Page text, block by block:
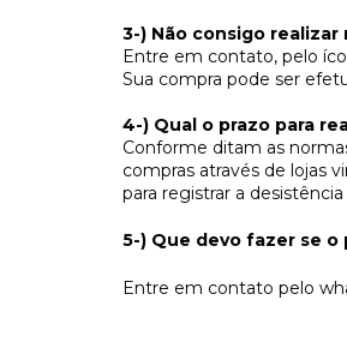
3-) Não consigo
Entre em contato, pelo
Sua compra pode ser
4-) Qual o prazo para
Conforme ditam as
compras através de lojas
para registrar a
5-) Que devo fazer se
Entre em contato pelo